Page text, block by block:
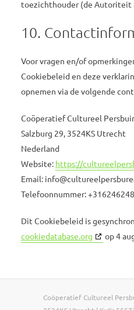
toezichthouder (de Autoriteit
10.
Voor vragen en/of
Cookiebeleid en deze
opnemen via de volgende
Coöperatief Cultureel
Salzburg 29, 3524KS Utrecht
Nederland
Website: https://
Email: info@
Telefoonnummer:
Dit Cookiebeleid is
cookiedatabase.org
op 4
Coöperatief Cultureel